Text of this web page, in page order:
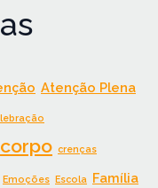
Atenção Plena
corpo crenças
Emoções Escola
Família